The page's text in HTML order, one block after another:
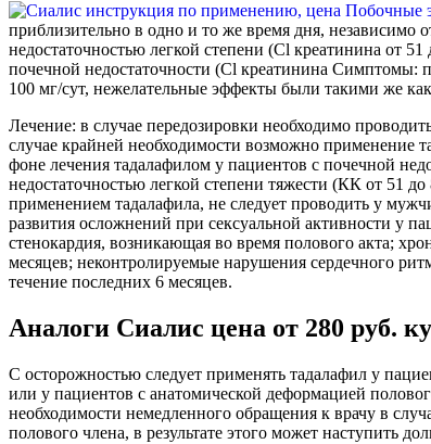
приблизительно в одно и то же время дня, независимо
недостаточностью легкой степени (Cl креатинина от
почечной недостаточности (Cl креатинина Симптомы:
100 мг/сут, нежелательные эффекты были такими же
Лечение: в случае передозировки необходимо
случае крайней необходимости возможно применение
фоне лечения тадалафилом у пациентов с почечной
недостаточностью легкой степени тяжести (КК от 51
применением тадалафила, не следует проводить у
развития осложнений при сексуальной активности у
стенокардия, возникающая во время полового акта;
месяцев; неконтролируемые нарушения сердечного
течение последних 6 месяцев.
Аналоги Сиалис цена от 280 руб.
С осторожностью следует применять тадалафил у
или у пациентов с анатомической деформацией
необходимости немедленного обращения к врачу в
полового члена, в результате этого может наступить